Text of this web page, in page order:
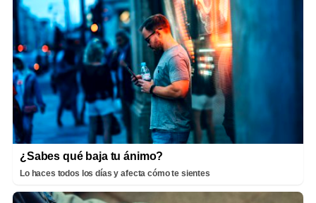
¿Sabes qué baja tu ánimo?
Lo haces todos los días y afecta cómo te sientes